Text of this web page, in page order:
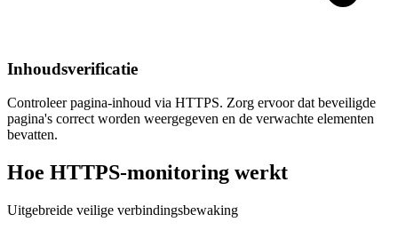
Inhoudsverificatie
Controleer pagina-inhoud via HTTPS. Zorg ervoor dat beveiligde
pagina's correct worden weergegeven en de verwachte elementen
bevatten.
Hoe HTTPS-monitoring werkt
Uitgebreide veilige verbindingsbewaking